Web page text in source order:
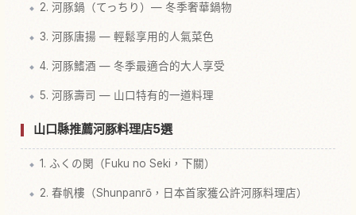
2. 河豚鍋（てっちり）— 冬季奢華鍋物
3. 河豚唐揚 — 輕鬆享用的人氣菜色
4. 河豚鰭酒 — 冬季最適合的大人享受
5. 河豚壽司 — 山口特有的一道料理
山口縣推薦河豚料理店5選
1. ふくの関（Fuku no Seki，下關）
2. 春帆樓（Shunpanrō，日本首家獲公許河豚料理店）